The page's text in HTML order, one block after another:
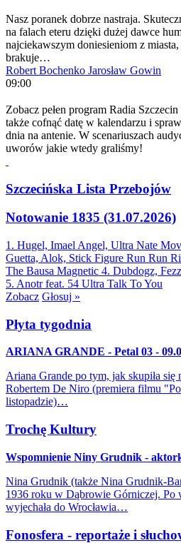
Nasz poranek dobrze nastraja.
na falach eteru dzięki dużej dawce
najciekawszym doniesieniom z
brakuje…
Robert Bochenko Jarosław Gowin
09:00
Zobacz pełen program Radia
także cofnąć datę w kalendarzu i
dnia na antenie. W scenariuszach
uworów jakie wtedy graliśmy!
Szczecińska Lista Przebojów
Notowanie 1835 (31.07.2026)
1. Hugel, Imael Angel, Ultra Nate
Guetta, Alok, Stick Figure Run Run
The Bausa Magnetic 4. Dubdogz,
5. Anotr feat. 54 Ultra Talk To You
Zobacz Głosuj »
Płyta tygodnia
ARIANA GRANDE - Petal 03 -
Ariana Grande po tym, jak skupiła się
Robertem De Niro (premiera filmu
listopadzie)…
Trochę Kultury
Wspomnienie Niny Grudnik -
Nina Grudnik (także Nina Grudnik-
1936 roku w Dąbrowie Górniczej. Po
wyjechała do Wrocławia…
Fonosfera - reportaże i